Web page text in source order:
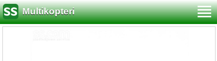
Multikopteri